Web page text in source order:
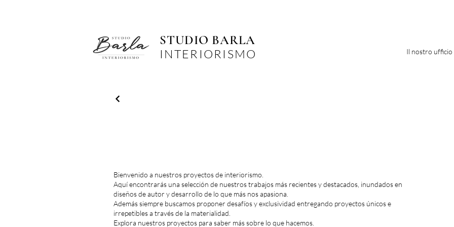
STUDIO BARLA
INTERIORISMO Il nostro ufficio
Bienvenido a nuestros proyectos de interiorismo.
Aquí encontrarás una selección de nuestros trabajos más recientes y destacados, inundados en
diseños de autor y desarrollo de lo que más nos apasiona.
Además siempre buscamos proponer desafíos y exclusividad entregando proyectos únicos e
irrepetibles a través de la materialidad.
Explora nuestros proyectos para saber más sobre lo que hacemos.